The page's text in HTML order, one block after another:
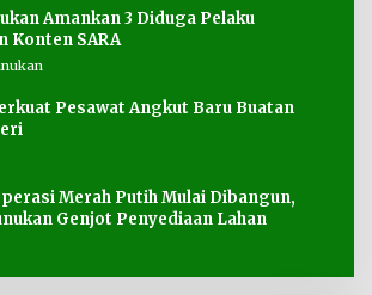
Amankan 3 Diduga Pelaku
Konten SARA
Pesawat Angkut Baru Buatan
Merah Putih Mulai Dibangun,
Genjot Penyediaan Lahan